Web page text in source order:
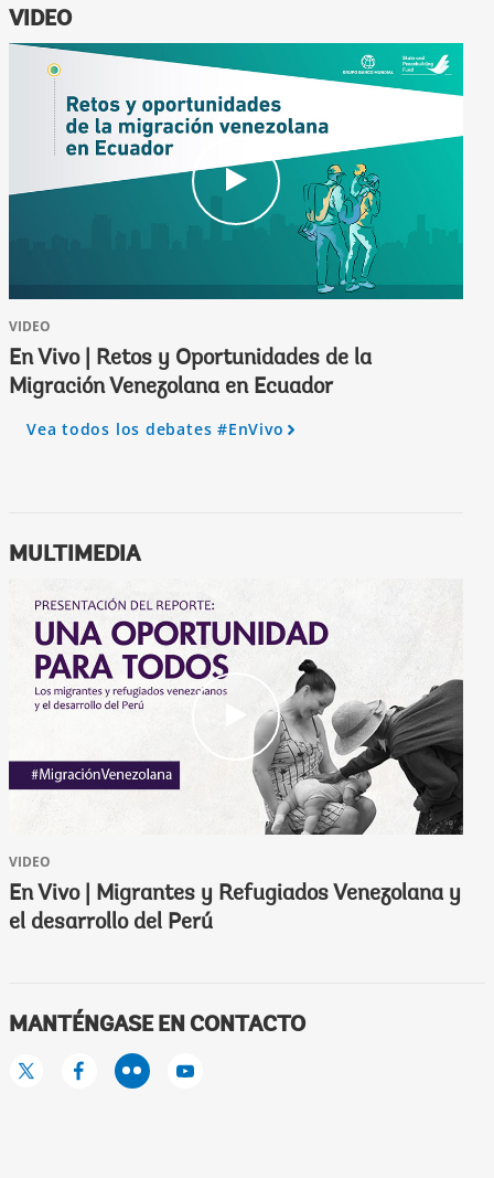
VIDEO
c
i
VIDEO
En Vivo | Retos y Oportunidades de la
Migración Venezolana en Ecuador
Vea todos los debates #EnVivo
A
MULTIMEDIA
i
c
VIDEO
En Vivo | Migrantes y Refugiados Venezolana y
el desarrollo del Perú
MANTÉNGASE EN CONTACTO